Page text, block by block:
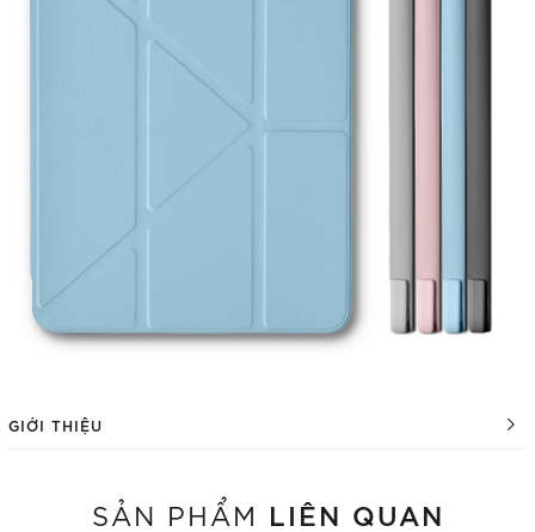
GIỚI THIỆU
SẢN PHẨM LIÊN QUAN